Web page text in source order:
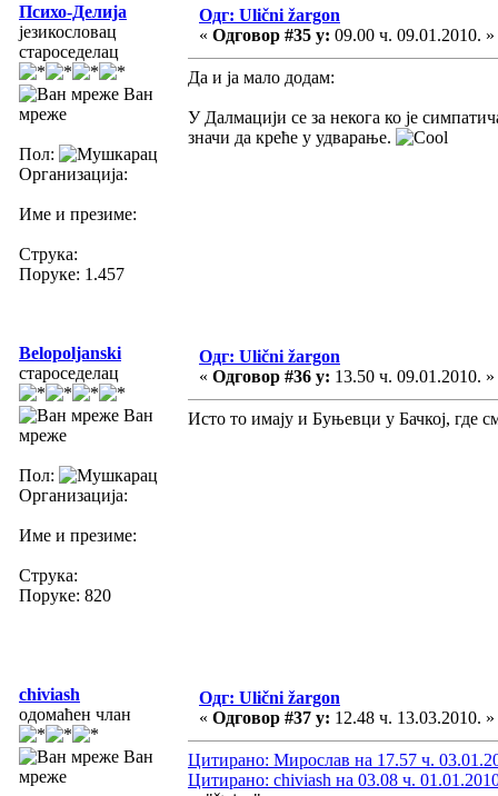
Психо-Делија
језикословац
староседелац
Ван
мреже
Пол:
Организација:
Име и презиме:
Струка:
Поруке: 1.457
Одг: Ulični žargon
« Одговор #35 у: 09.00 ч. 09.01.2010. »
Да и ја мало додам:
У Далмацији се за некога ко је
значи да креће у удварање.
Belopoljanski
староседелац
Ван
мреже
Пол:
Организација:
Име и презиме:
Струка:
Поруке: 820
Одг: Ulični žargon
« Одговор #36 у: 13.50 ч. 09.01.2010. »
Исто то имају и Буњевци у Бачкој, где
chiviash
одомаћен члан
Ван
мреже
Одг: Ulični žargon
« Одговор #37 у: 12.48 ч. 13.03.2010. »
Цитирано: Мирослав на 17.57 ч.
Цитирано: chiviash на 03.08 ч.